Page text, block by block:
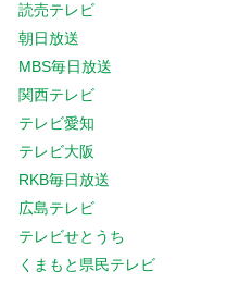
読売テレビ
朝日放送
MBS毎日放送
関西テレビ
テレビ愛知
テレビ大阪
RKB毎日放送
広島テレビ
テレビせとうち
くまもと県民テレビ